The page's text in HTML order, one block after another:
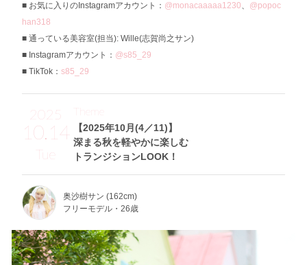
お気に入りのInstagramアカウント： @monacaaaaa1230、 @popoc
han318
通っている美容室(担当): Wille(志賀尚之サン)
Instagramアカウント： @s85_29
TikTok： s85_29
2025
10.14
Tue
【2025年10月(4／11)】
深まる秋を軽やかに楽しむ
トランジションLOOK！
Theme
奥沙樹サン (162cm)
フリーモデル・26歳